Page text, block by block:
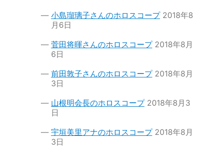
小島瑠璃子さんのホロスコープ 2018年8
月6日
菅田将暉さんのホロスコープ 2018年8月
6日
前田敦子さんのホロスコープ 2018年8月
3日
山根明会長のホロスコープ 2018年8月3
日
宇垣美里アナのホロスコープ 2018年8月
3日